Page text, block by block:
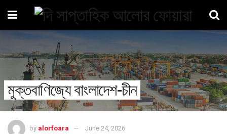
মুক্তবাণিজ্যে বাংলাদেশ-চীন
by alorfoara June 24, 2026